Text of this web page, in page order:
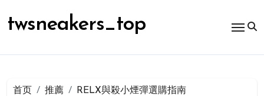
容
twsneakers_top
首页 推薦 RELX與殺小煙彈選購指南